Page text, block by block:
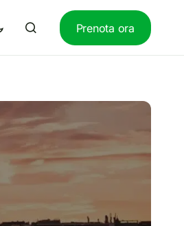
Prenota ora